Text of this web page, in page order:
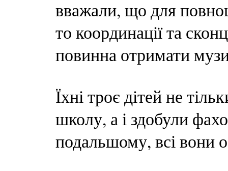
вважали, що для
то координації та
повинна отримати
Їхні троє дітей не
школу, а і здобули
подальшому, всі вони